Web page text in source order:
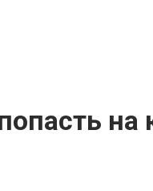
на